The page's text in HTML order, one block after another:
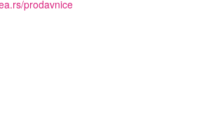
prodavnice